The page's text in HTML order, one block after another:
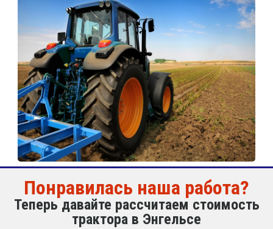
Понравилась наша работа?
Теперь давайте рассчитаем стоимость
трактора в Энгельсе